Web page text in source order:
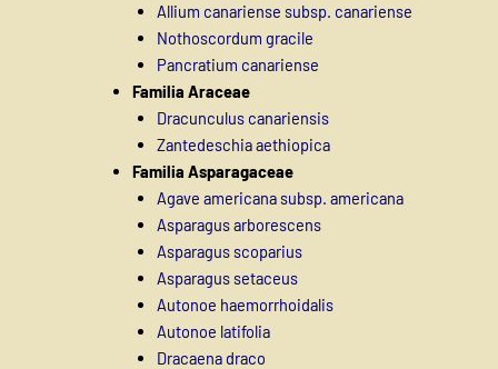
Allium canariense subsp. canariense
Nothoscordum gracile
Pancratium canariense
Familia Araceae
Dracunculus canariensis
Zantedeschia aethiopica
Familia Asparagaceae
Agave americana subsp. americana
Asparagus arborescens
Asparagus scoparius
Asparagus setaceus
Autonoe haemorrhoidalis
Autonoe latifolia
Dracaena draco